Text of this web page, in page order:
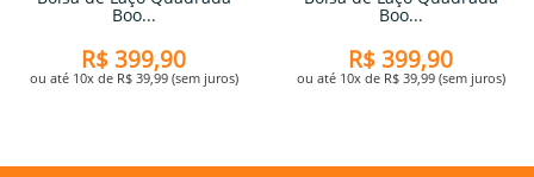
Boo...
R$ 399,90
ou até 10x de R$ 39,99 (sem juros)
Boo...
R$ 399,90
ou até 10x de R$ 39,99 (sem juros)